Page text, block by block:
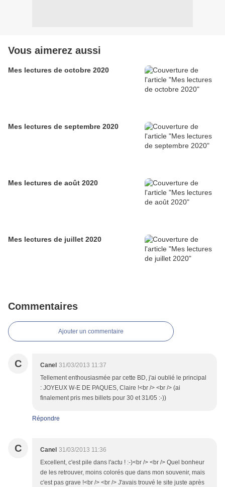
Vous aimerez aussi
Mes lectures de octobre 2020
Mes lectures de septembre 2020
Mes lectures de août 2020
Mes lectures de juillet 2020
Commentaires
Ajouter un commentaire
C Canel 31/03/2013 11:37
Tellement enthousiasmée par cette BD, j'ai oublié le principal
: JOYEUX W-E DE PAQUES, Claire !<br /> <br /> (ai
finalement pris mes billets pour 30 et 31/05 :-))
Répondre
C Canel 31/03/2013 11:36
Excellent, c'est pile dans l'actu ! :-)<br /> <br /> Quel bonheur
de les retrouver, moins colorés que dans mon souvenir, mais
c'est pas grave !<br /> <br /> J'avais trouvé le site juste après